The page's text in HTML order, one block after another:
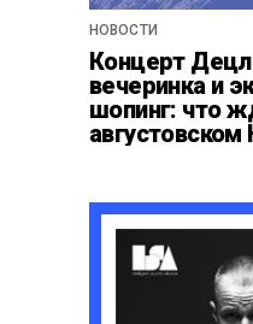
НОВОСТИ
Концерт
вечеринка и
шопинг: что